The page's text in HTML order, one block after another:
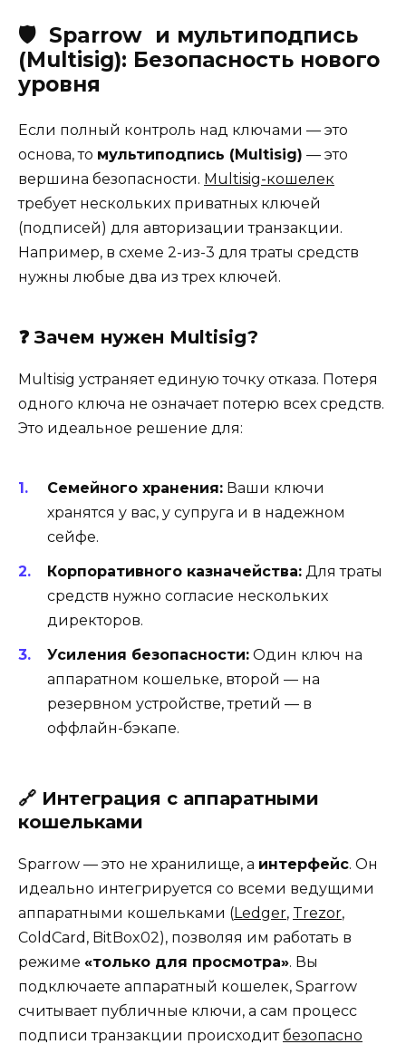
🛡️ Sparrow и мультиподпись
(Multisig): Безопасность нового
уровня
Если полный контроль над ключами — это
основа, то мультиподпись (Multisig) — это
вершина безопасности. Multisig-кошелек
требует нескольких приватных ключей
(подписей) для авторизации транзакции.
Например, в схеме 2-из-3 для траты средств
нужны любые два из трех ключей.
❓ Зачем нужен Multisig?
Multisig устраняет единую точку отказа. Потеря
одного ключа не означает потерю всех средств.
Это идеальное решение для:
Семейного хранения: Ваши ключи
хранятся у вас, у супруга и в надежном
сейфе.
Корпоративного казначейства: Для траты
средств нужно согласие нескольких
директоров.
Усиления безопасности: Один ключ на
аппаратном кошельке, второй — на
резервном устройстве, третий — в
оффлайн-бэкапе.
🔗 Интеграция с аппаратными
кошельками
Sparrow — это не хранилище, а интерфейс. Он
идеально интегрируется со всеми ведущими
аппаратными кошельками (Ledger, Trezor,
ColdCard, BitBox02), позволяя им работать в
режиме «только для просмотра». Вы
подключаете аппаратный кошелек, Sparrow
считывает публичные ключи, а сам процесс
подписи транзакции происходитбезопасно